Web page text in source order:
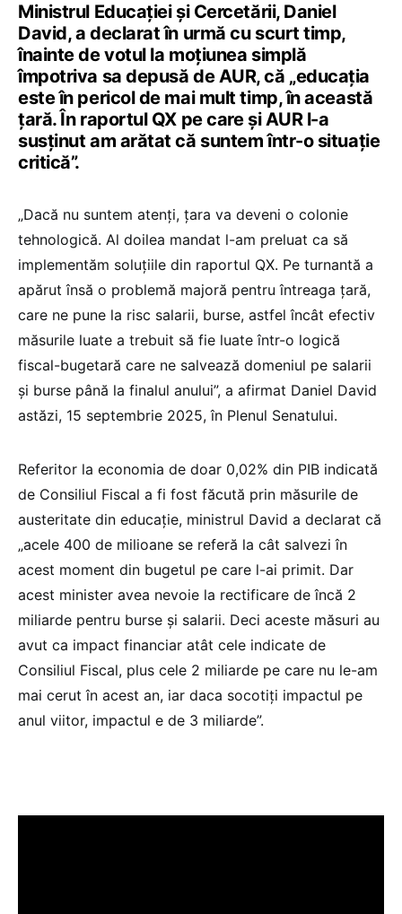
Ministrul Educației și Cercetării, Daniel
David, a declarat în urmă cu scurt timp,
înainte de votul la moțiunea simplă
împotriva sa depusă de AUR, că „educația
este în pericol de mai mult timp, în această
țară. În raportul QX pe care și AUR l-a
susținut am arătat că suntem într-o situație
critică”.
„Dacă nu suntem atenți, țara va deveni o colonie
tehnologică. Al doilea mandat l-am preluat ca să
implementăm soluțiile din raportul QX. Pe turnantă a
apărut însă o problemă majoră pentru întreaga țară,
care ne pune la risc salarii, burse, astfel încât efectiv
măsurile luate a trebuit să fie luate într-o logică
fiscal-bugetară care ne salvează domeniul pe salarii
și burse până la finalul anului”, a afirmat Daniel David
astăzi, 15 septembrie 2025, în Plenul Senatului.
Referitor la economia de doar 0,02% din PIB indicată
de Consiliul Fiscal a fi fost făcută prin măsurile de
austeritate din educație, ministrul David a declarat că
„acele 400 de milioane se referă la cât salvezi în
acest moment din bugetul pe care l-ai primit. Dar
acest minister avea nevoie la rectificare de încă 2
miliarde pentru burse și salarii. Deci aceste măsuri au
avut ca impact financiar atât cele indicate de
Consiliul Fiscal, plus cele 2 miliarde pe care nu le-am
mai cerut în acest an, iar daca socotiți impactul pe
anul viitor, impactul e de 3 miliarde”.